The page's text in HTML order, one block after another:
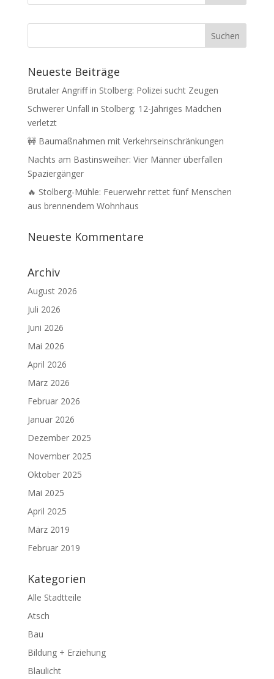
Neueste Beiträge
Brutaler Angriff in Stolberg: Polizei sucht Zeugen
Schwerer Unfall in Stolberg: 12-Jähriges Mädchen
verletzt
🚧 Baumaßnahmen mit Verkehrseinschränkungen
Nachts am Bastinsweiher: Vier Männer überfallen
Spaziergänger
🔥 Stolberg-Mühle: Feuerwehr rettet fünf Menschen
aus brennendem Wohnhaus
Neueste Kommentare
Archiv
August 2026
Juli 2026
Juni 2026
Mai 2026
April 2026
März 2026
Februar 2026
Januar 2026
Dezember 2025
November 2025
Oktober 2025
Mai 2025
April 2025
März 2019
Februar 2019
Kategorien
Alle Stadtteile
Atsch
Bau
Bildung + Erziehung
Blaulicht